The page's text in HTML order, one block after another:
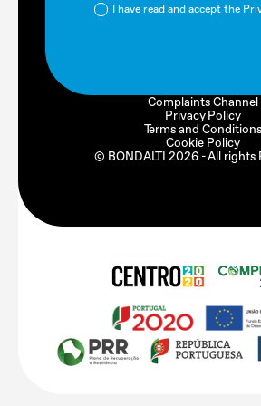
I have read and accept the
© BONDALTI 2026 - All rights
Complaints Channel
Privacy Policy
Terms and Conditions
Cookie Policy